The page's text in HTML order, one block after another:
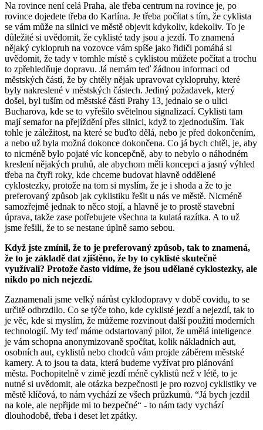
Na rovince není celá Praha, ale třeba centrum na rovince je, po
rovince dojedete třeba do Karlína. Je třeba počítat s tím, že cyklista
se vám může na silnici ve městě objevit kdykoliv, kdekoliv. To je
důležité si uvědomit, že cyklisté tady jsou a jezdí. To znamená
nějaký cyklopruh na vozovce vám spíše jako řidiči pomáhá si
uvědomit, že tady v tomhle místě s cyklistou můžete počítat a trochu
to zpřehledňuje dopravu. Já nemám teď žádnou informaci od
městských částí, že by chtěly nějak upravovat cyklopruhy, které
byly nakreslené v městských částech. Jediný požadavek, který
došel, byl tuším od městské části Prahy 13, jednalo se o ulici
Bucharova, kde se to vyřešilo světelnou signalizací. Cyklisti tam
mají semafor na přejíždění přes silnici, když to zjednoduším. Tak
tohle je záležitost, na které se buďto dělá, nebo je před dokončením,
a nebo už byla možná dokonce dokončena. Co já bych chtěl, je, aby
to nicméně bylo pojaté víc koncepčně, aby to nebylo o náhodném
kreslení nějakých pruhů, ale abychom měli koncepci a jasný výhled
třeba na čtyři roky, kde chceme budovat hlavně oddělené
cyklostezky, protože na tom si myslím, že je i shoda a že to je
preferovaný způsob jak cyklistiku řešit u nás ve městě. Nicméně
samozřejmě jednak to něco stojí, a hlavně je to prostě stavební
úprava, takže zase potřebujete všechna ta kulatá razítka. A to už
jsme řešili, že to se nestane úplně samo sebou.
Když jste zmínil, že to je preferovaný způsob, tak to znamená,
že to je základě dat zjištěno, že by to cyklisté skutečně
využívali? Protože často vidíme, že jsou udělané cyklostezky, ale
nikdo po nich nejezdí.
Zaznamenali jsme velký nárůst cyklodopravy v době covidu, to se
určitě odbrzdilo. Co se týče toho, kde cyklisté jezdí a nejezdí, tak to
je věc, kde si myslím, že můžeme rozvinout další použití moderních
technologií. My teď máme odstartovaný pilot, že umělá inteligence
je vám schopna anonymizovaně spočítat, kolik nákladních aut,
osobních aut, cyklistů nebo chodců vám projde záběrem městské
kamery. A to jsou ta data, která budeme vyžívat pro plánování
města. Pochopitelně v zimě jezdí méně cyklistů než v létě, to je
nutné si uvědomit, ale otázka bezpečnosti je pro rozvoj cyklistiky ve
městě klíčová, to nám vychází ze všech průzkumů. “Já bych jezdil
na kole, ale nepřijde mi to bezpečné“ - to nám tady vychází
dlouhodobě, třeba i deset let zpátky.